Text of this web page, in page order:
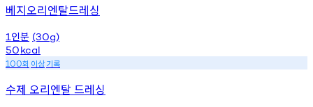
베지오리엔탈드레싱
1 인분 (30g)
50kcal
100회 이상기록
수제 오리엔탈 드레싱